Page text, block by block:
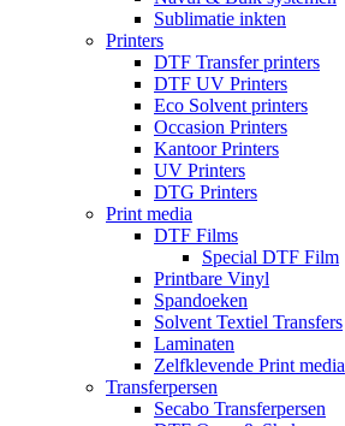
Sublimatie inkten
Printers
DTF Transfer printers
DTF UV Printers
Eco Solvent printers
Occasion Printers
Kantoor Printers
UV Printers
DTG Printers
Print media
DTF Films
Special DTF Film
Printbare Vinyl
Spandoeken
Solvent Textiel Transfers
Laminaten
Zelfklevende Print media
Transferpersen
Secabo Transferpersen